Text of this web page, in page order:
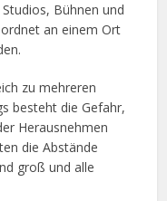
Bühnen und
an einem Ort
zu mehreren
besteht die Gefahr,
Herausnehmen
die Abstände
groß und alle